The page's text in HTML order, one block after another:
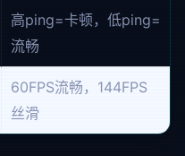
高ping=卡顿，低ping=
流畅
60FPS流畅，144FPS
丝滑